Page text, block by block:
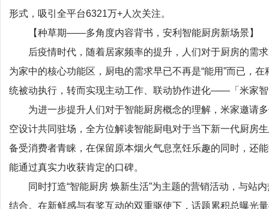
形式，吸引全平台6321万+人次关注。
【种草期——多角度内容背书，安利智能厨房新场景】
后疫情时代，随着居家频率的提升，人们对于厨房的需
为家中的核心功能区，厨电的需求早已不再是“能用”而已，
统被动执行，转而实现主动工作、联动协作进化——「米家
为进一步提升人们对于智能厨房概念的理解，米家邀请
空设计共同驻场，全方位解读智能厨电对于当下新一代厨
备受消费者青睐，在保留原本烟火气息烹饪乐趣的同时，还
能通过真实力收获肯定的口碑。
同时打造“智能厨房 焕新生活”为主题的营销活动，与站
结合。在新鲜感与有奖互动的双重驱使下，话题累积总曝光